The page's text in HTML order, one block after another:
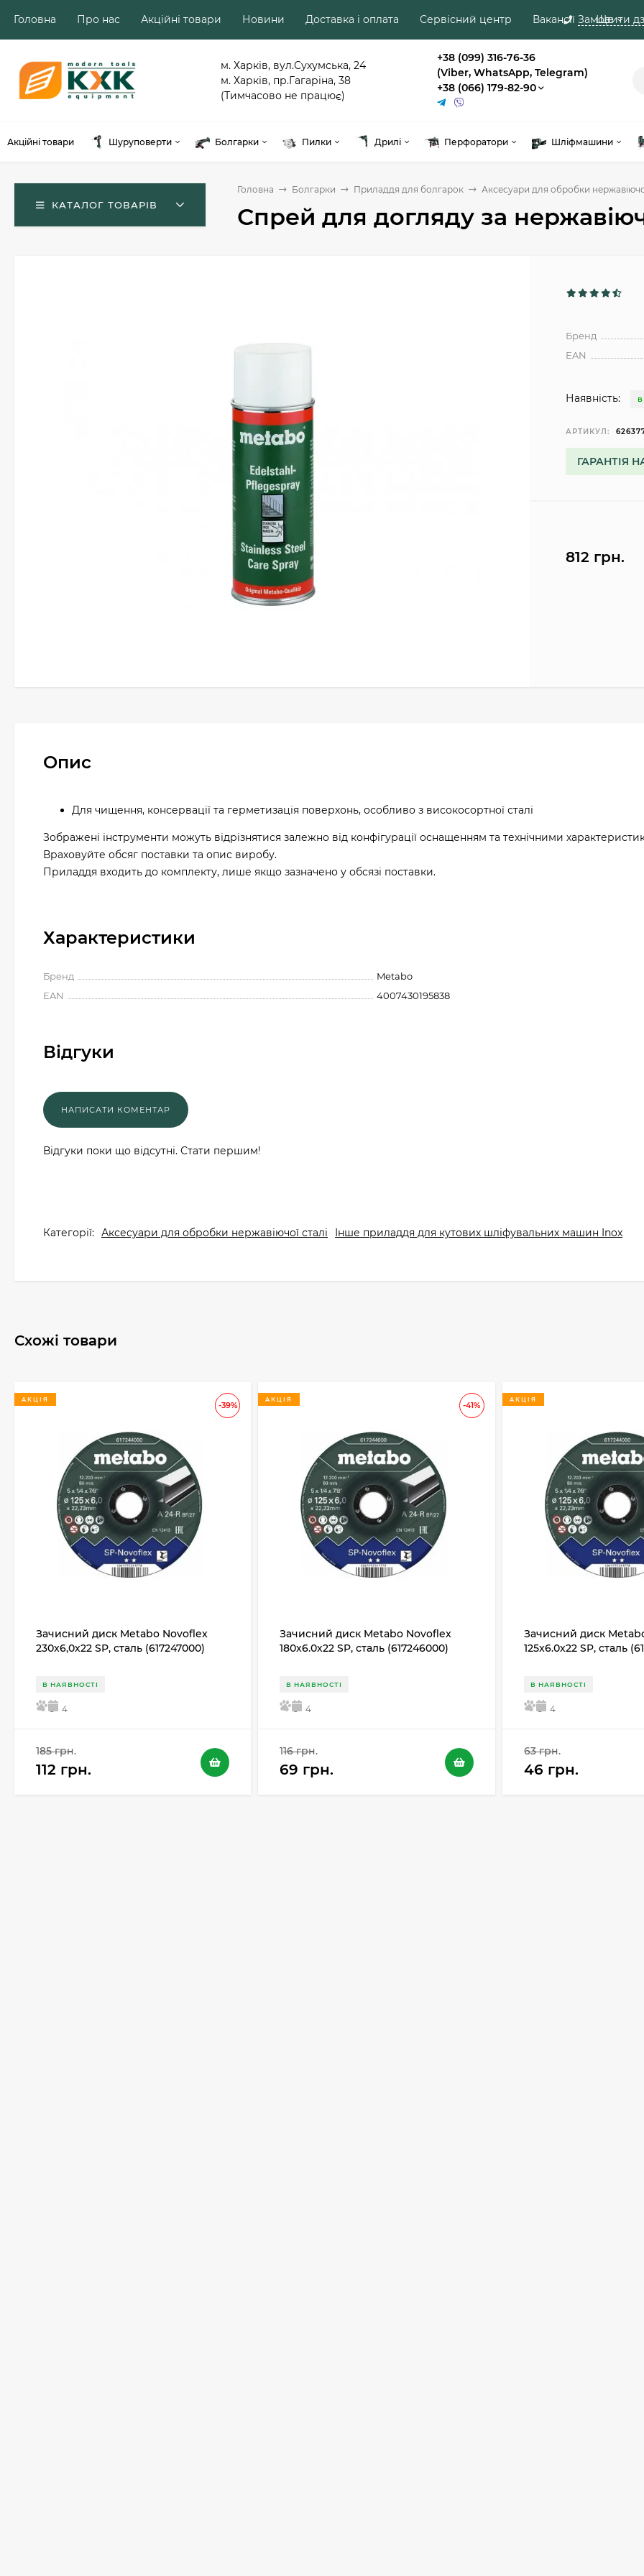
Замовити
Головна Про нас Акційні товари Новини Доставка і оплата Сервісний центр Вакансії Ще
м. Харків, вул.Сухумська, 24
м. Харків, пр.Гагаріна, 38
(Тимчасово не працює)
+38 (099) 316-76-36
(Viber, WhatsApp, Telegram)
+38 (066) 179-82-90
Акційні товари Шуруповерти Болгарки Пилки Дрилі Перфоратори Шліфмашини
КАТАЛОГ ТОВАРІВ
Головна Болгарки Приладдя для болгарок Аксесуари для обробки
Спрей для догляду за
Бренд
EAN
Наявність: В
АРТИКУЛ:
ГАРАНТІЯ
812 грн.
Опис
Для чищення, консервації та герметизація поверхонь, особливо з високосортної сталі
Зображені інструменти можуть відрізнятися залежно від конфігурації оснащенням та технічними
Враховуйте обсяг поставки та опис виробу.
Приладдя входить до комплекту, лише якщо зазначено у обсязі поставки.
Характеристики
Бренд
Metabo
EAN
4007430195838
Відгуки
Відгуки поки що відсутні. Стати першим!
Категорії: Аксесуари для обробки нержавіючої сталі Інше приладдя для кутових шліфувальних машин Inox
Схожі товари
-39%
АКЦІЯ
Зачисний диск Metabo Novoflex
230x6,0х22 SP, сталь (617247000)
В НАЯВНОСТІ
5 4
185 грн.
112 грн.
-41%
АКЦІЯ
Зачисний диск Metabo Novoflex
180x6.0х22 SP, сталь (617246000)
В НАЯВНОСТІ
5 4
116 грн.
69 грн.
АКЦІЯ
Зачисний диск
125x6.0х22 SP, сталь
В НАЯВНОСТІ
5 4
63 грн.
46 грн.